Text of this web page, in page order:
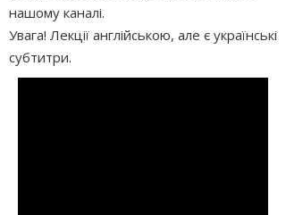
нашому каналі.
Увага! Лекції англійською, але є українські
субтитри.